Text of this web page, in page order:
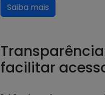
Saiba mais
facilitar